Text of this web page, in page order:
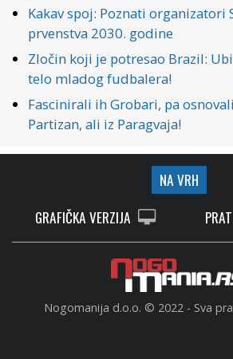
Kakav spoj: Poznati organizatori
prvenstva 2030. godine
Zločin koji je potresao Brazil:
telo mladog fudbalera!
Fascinirali ih Grobari, pa
Partizan, ali iz Paragvaja!
NA VRH
GRAFIČKA VERZIJA
Nogomanija d.o.o. © 2022 - Sva